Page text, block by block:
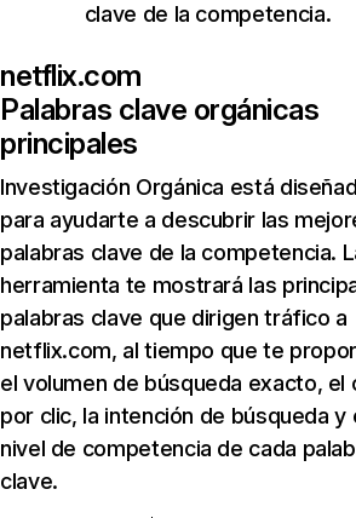
clave de la competencia.
netflix.com
Palabras clave orgánicas
principales
Investigación Orgánica está
para ayudarte a descubrir las
palabras clave de la competencia.
herramienta te mostrará las
palabras clave que dirigen tráfico a
netflix.com, al tiempo que te
el volumen de búsqueda exacto, el
por clic, la intención de búsqueda y
nivel de competencia de cada
clave.